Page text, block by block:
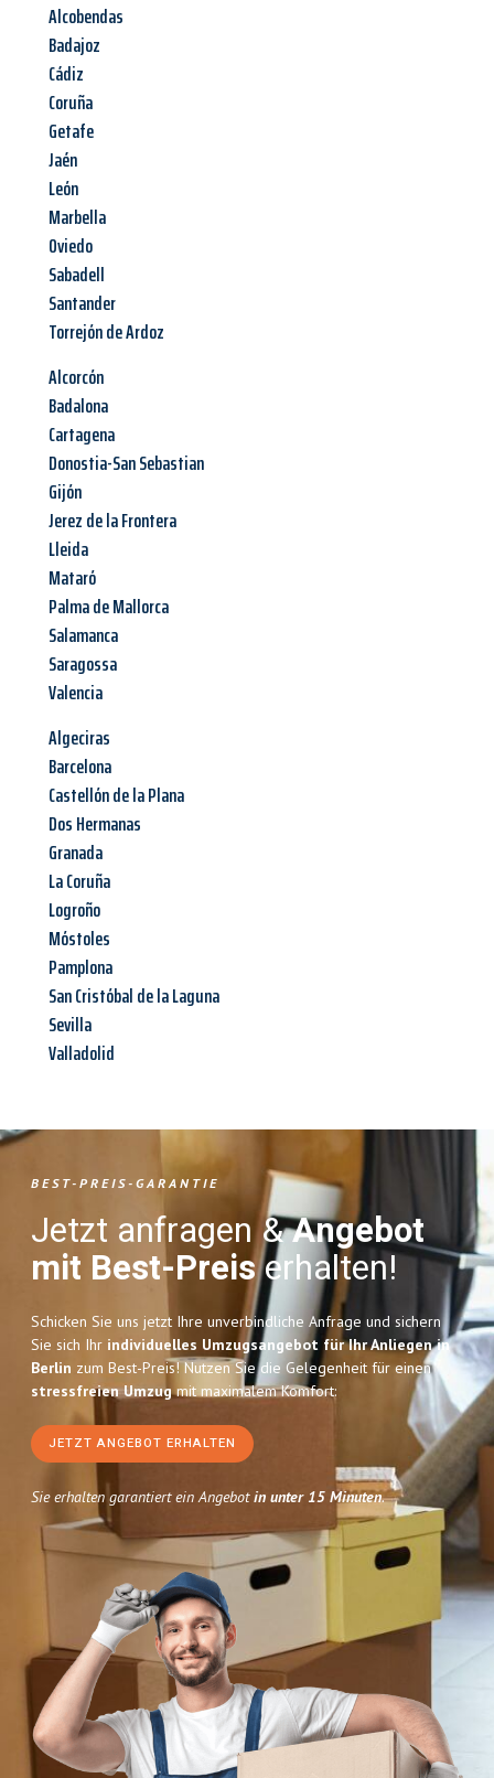
Alcobendas
Badajoz
Cádiz
Coruña
Getafe
Jaén
León
Marbella
Oviedo
Sabadell
Santander
Torrejón de Ardoz
Alcorcón
Badalona
Cartagena
Donostia-San Sebastian
Gijón
Jerez de la Frontera
Lleida
Mataró
Palma de Mallorca
Salamanca
Saragossa
Valencia
Algeciras
Barcelona
Castellón de la Plana
Dos Hermanas
Granada
La Coruña
Logroño
Móstoles
Pamplona
San Cristóbal de la Laguna
Sevilla
Valladolid
BEST-PREIS-GARANTIE
Jetzt anfragen &Angebot
mit Best-Preiserhalten!
Schicken Sie uns jetzt Ihre unverbindliche Anfrage und sichern
Sie sich Ihr individuelles Umzugsangebot für Ihr Anliegen in
Berlin zum Best-Preis! Nutzen Sie die Gelegenheit für einen
stressfreien Umzugmit maximalem Komfort:
JETZT ANGEBOT ERHALTEN
Sie erhalten garantiert ein Angebotin unter 15 Minuten.